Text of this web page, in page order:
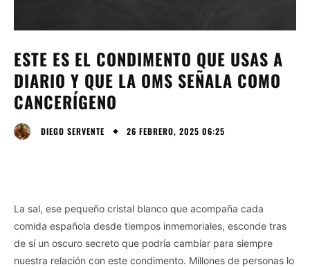
ESTE ES EL CONDIMENTO QUE USAS A
DIARIO Y QUE LA OMS SEÑALA COMO
CANCERÍGENO
DIEGO SERVENTE 26 FEBRERO, 2025 06:25
La sal, ese pequeño cristal blanco que acompaña cada
comida española desde tiempos inmemoriales, esconde tras
de sí un oscuro secreto que podría cambiar para siempre
nuestra relación con este condimento. Millones de personas lo